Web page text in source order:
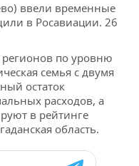
ввели временные
в Росавиации. 26
регионов по уровню
семья с двумя
остаток
расходов, а
в рейтинге
область.